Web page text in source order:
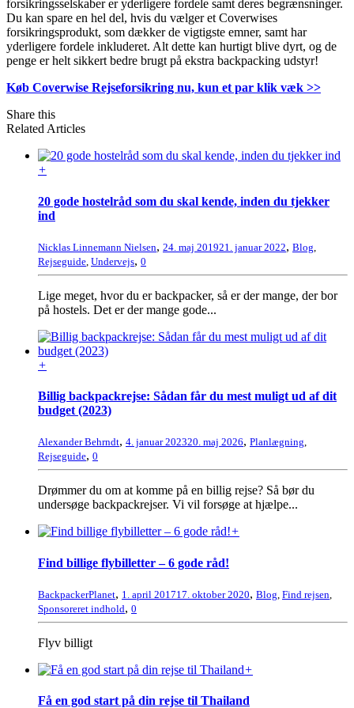
forsikringsselskaber er yderligere fordele samt deres begrænsninger.
Du kan spare en hel del, hvis du vælger et Coverwises
forsikringsprodukt, som dækker de vigtigste emner, samt har
yderligere fordele inkluderet. Alt dette kan hurtigt blive dyrt, og de
penge er helt sikkert bedre brugt på ekstra backpacking udstyr!
Køb Coverwise Rejseforsikring nu, kun et par klik væk >>
Share this
Related Articles
+
20 gode hostelråd som du skal kende, inden du tjekker
ind
Nicklas Linnemann Nielsen, 24. maj 201921. januar 2022, Blog
Rejseguide Undervejs, 0
Lige meget, hvor du er backpacker, så er der mange, der bor
på hostels. Det er der mange gode...
+
Billig backpackrejse: Sådan får du mest muligt ud af dit
budget (2023)
Alexander Behrndt, 4. januar 202320. maj 2026, Planlægning,
Rejseguide, 0
Drømmer du om at komme på en billig rejse? Så bør du
undersøge backpackrejser. Vi vil forsøge at hjælpe...
+
Find billige flybilletter – 6 gode råd!
BackpackerPlanet, 1. april 201717. oktober 2020, Blog Find rejsen
Sponsoreret indhold, 0
Flyv billigt
+
Få en god start på din rejse til Thailand